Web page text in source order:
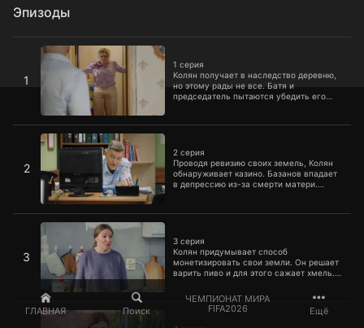
ГЛАВНАЯ Поиск
ЧЕМПИОНАТ МИРА
FIFA2026
Ещё
Эпизоды
1
1 серия
Колян получает в наследство деревню,
но этому рады не все. Батя и
председатель пытаются убедить его
района, а Вован случайно лишает
безопасности.
1 серия
2
2 серия
Проводя ревизию своих земель, Колян
обнаруживает казино. Базанов впадает
в депрессию из-за смерти матери.
встречает свою первую любовь
2 серия
3
3 серия
Колян придумывает способ
монетизировать свои земли. Он решает
варить пиво и для этого сажает хмель.
и находит древний коми-пермяцкий
артефакт. Тем временем Эдик
выигрывает в лотерею огромную сумму
и боится, что об этом узнают все.
3 серия
4 серия